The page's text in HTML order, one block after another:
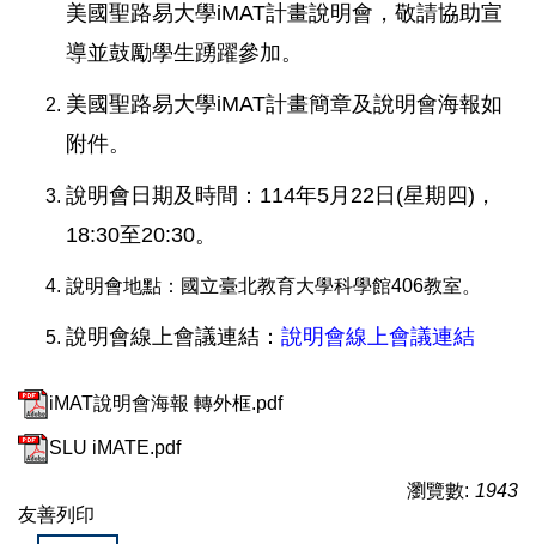
美國聖路易大學iMAT計畫說明會，敬請協助宣
導並鼓勵學生踴躍參加。
美國聖路易大學iMAT計畫簡章及說明會海報如
附件。
說明會日期及時間：114年5月22日 (星期四) ，
18:30至20:30。
說明會地點：國立臺北教育大學科學館406教室。
說明會線上會議連結： 說明會線上會議連結
iMAT說明會海報 轉外框.pdf
SLU iMATE.pdf
瀏覽數: 1943
友善列印